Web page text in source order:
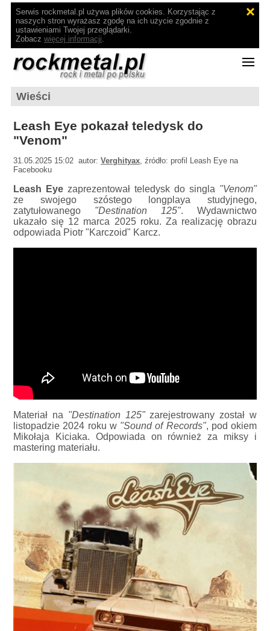
Serwis rockmetal.pl używa plików cookies. Korzystając z
naszych stron wyrażasz zgodę na ich użycie zgodnie z
ustawieniami Twojej przeglądarki.
Zobacz więcej informacji.
Wieści
Leash Eye pokazał teledysk do
"Venom"
31.05.2025 15:02 autor:Verghityax, źródło: profil Leash Eye na
Facebooku
Leash Eye zaprezentował teledysk do singla "Venom"
ze swojego szóstego longplaya studyjnego,
zatytułowanego "Destination 125". Wydawnictwo
ukazało się 12 marca 2025 roku. Za realizację obrazu
odpowiada Piotr "Karczoid" Karcz.
Materiał na "Destination 125"zarejestrowany został w
listopadzie 2024 roku w"Sound of Records", pod okiem
Mikołaja Kiciaka. Odpowiada on również za miksy i
mastering materiału.